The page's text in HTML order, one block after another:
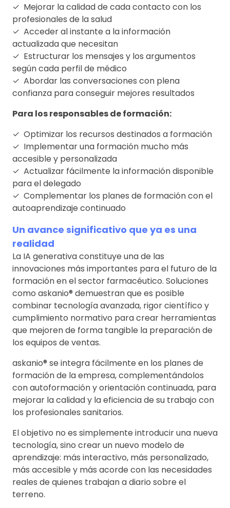
✓ Mejorar la calidad de cada contacto con los
profesionales de la salud
✓ Acceder al instante a la información
actualizada que necesitan
✓ Estructurar los mensajes y los argumentos
según cada perfil de médico
✓ Abordar las conversaciones con plena
confianza para conseguir mejores resultados
Para los responsables de formación:
✓ Optimizar los recursos destinados a formación
✓ Implementar una formación mucho más
accesible y personalizada
✓ Actualizar fácilmente la información disponible
para el delegado
✓ Complementar los planes de formación con el
autoaprendizaje continuado
Un avance significativo que ya es una
realidad
La IA generativa constituye una de las
innovaciones más importantes para el futuro de la
formación en el sector farmacéutico. Soluciones
como askanio® demuestran que es posible
combinar tecnología avanzada, rigor científico y
cumplimiento normativo para crear herramientas
que mejoren de forma tangible la preparación de
los equipos de ventas.
askanio® se integra fácilmente en los planes de
formación de la empresa, complementándolos
con autoformación y orientación continuada, para
mejorar la calidad y la eficiencia de su trabajo con
los profesionales sanitarios.
El objetivo no es simplemente introducir una nueva
tecnología, sino crear un nuevo modelo de
aprendizaje: más interactivo, más personalizado,
más accesible y más acorde con las necesidades
reales de quienes trabajan a diario sobre el
terreno.